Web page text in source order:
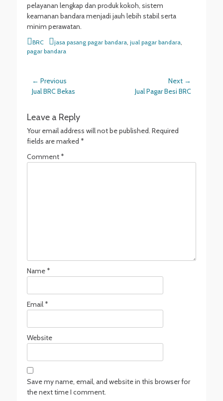
pelayanan lengkap dan produk kokoh, sistem
keamanan bandara menjadi jauh lebih stabil serta
minim perawatan.
Categories
BRC Tags
jasa pasang pagar bandara, jual pagar bandara,
pagar bandara
Post
navigation
← Previous
Previous
Jual BRC Bekas
Next →
Jual Pagar Besi BRC
Leave a Reply
Your email address will not be published. Required
fields are marked *
Comment*
Name*
Email*
Website
Save my name, email, and website in this browser for
the next time I comment.